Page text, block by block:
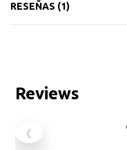
RESEÑAS (1)
Reviews
❮